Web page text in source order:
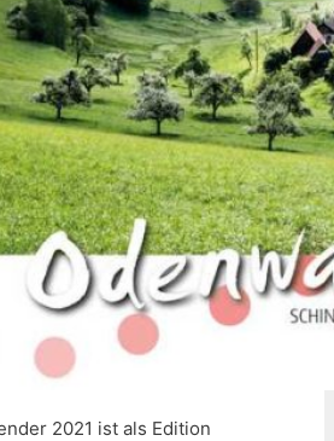
2021 ist als Edition